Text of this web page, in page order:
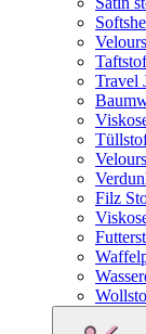
Travel
Filz